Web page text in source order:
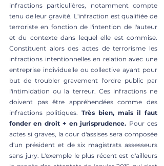
infractions particulières, notamment compte
tenu de leur gravité. L'infraction est qualifiée de
terroriste en fonction de l'intention de l'auteur
et du contexte dans lequel elle est commise.
Constituent alors des actes de terrorisme les
infractions intentionnelles en relation avec une
entreprise individuelle ou collective ayant pour
but de troubler gravement l'ordre public par
l'intimidation ou la terreur. Ces infractions ne
doivent pas être appréhendées comme des
infractions politiques. Très bien, mais il faut
fonder en droit + en jurisprudence. Pour ces
actes si graves, la cour d'assises sera composée
d'un président et de six magistrats assesseurs
sans jury. L'exemple le plus récent est d'ailleurs